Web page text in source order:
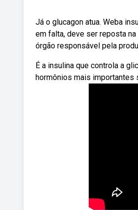
Já o glucagon atua. Weba
em falta, deve ser reposta
órgão responsável pela
É a insulina que controla a
hormônios mais importantes